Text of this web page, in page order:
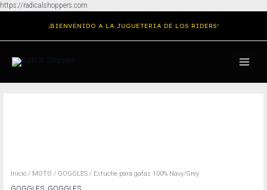
https://radicalshoppers.com
contenido
¡BIENVENIDO A LA JUGUETERIA DE LOS RIDERS!
MENU
Inicio / MOTO / GOGGLES / Estuche para gafas 100% Navy/Grey